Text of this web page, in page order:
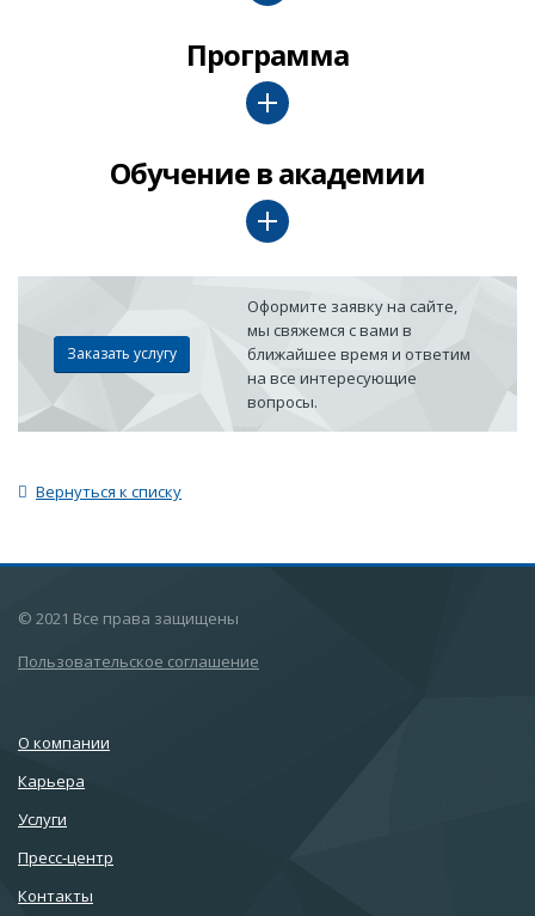
Программа
Обучение в академии
Заказать услугу
Оформите заявку на сайте,
мы свяжемся с вами в
ближайшее время и ответим
на все интересующие
вопросы.
Вернуться к списку
© 2021 Все права защищены
Пользовательское соглашение
О компании
Карьера
Услуги
Пресс-центр
Контакты